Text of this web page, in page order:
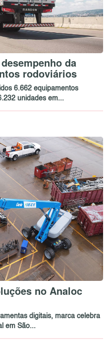
da
rodoviários
6.662 equipamentos
unidades em...
no Analoc
digitais, marca celebra
em São...